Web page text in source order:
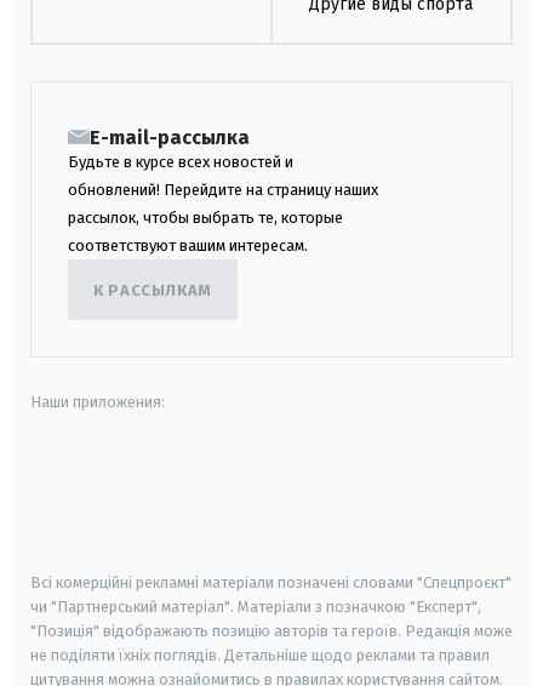
E-mail-рассылка
Будьте в курсе всех новостей и
обновлений! Перейдите на страницу наших
рассылок, чтобы выбрать те, которые
соответствуют вашим интересам.
К РАССЫЛКАМ
Наши приложения:
Всі комерційні рекламні матеріали позначені словами "Спецпроєкт"
чи "Партнерський матеріал". Матеріали з позначкою "Експерт",
"Позиція" відображають позицію авторів та героїв. Редакція може
не поділяти їхніх поглядів. Детальніше щодо реклами та правил
цитування можна ознайомитись в правилах користування сайтом.